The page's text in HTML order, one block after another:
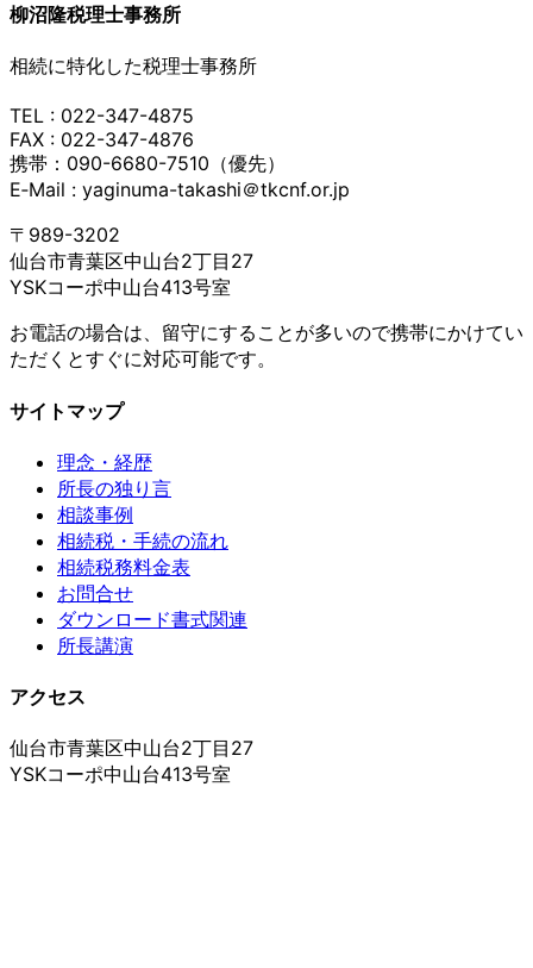
柳沼隆税理士事務所
相続に特化した税理士事務所
TEL : 022-347-4875
FAX : 022-347-4876
携帯：090-6680-7510（優先）
E‐Mail : yaginuma-takashi＠tkcnf.or.jp
〒989-3202
仙台市青葉区中山台2丁目27
YSKコーポ中山台413号室
お電話の場合は、留守にすることが多いので携帯にかけてい
ただくとすぐに対応可能です。
サイトマップ
理念・経歴
所長の独り言
相談事例
相続税・手続の流れ
相続税務料金表
お問合せ
ダウンロード書式関連
所長講演
アクセス
仙台市青葉区中山台2丁目27
YSKコーポ中山台413号室